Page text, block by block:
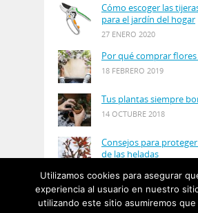
Cómo escoger las
para el jardín del hogar
27 ENERO 2020
Por qué comprar
18 FEBRERO 2019
Tus plantas siempre
14 OCTUBRE 2018
Consejos para
de las heladas
Utilizamos cookies para asegurar
experiencia al usuario en nuestro
utilizando este sitio asumiremos